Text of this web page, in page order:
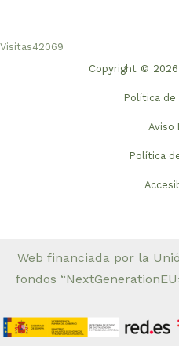
Visitas42069
Copyright ©
Política de
Aviso
Política
Web financiada por la
fondos